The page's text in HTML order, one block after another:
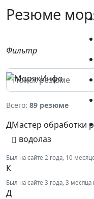
Резюме
Фильтр
Всего: 89 резюме
ДМастер обработки
водолаз
Был на сайте 2 года, 10
К
Был на сайте 3 года, 3 месяца
Д